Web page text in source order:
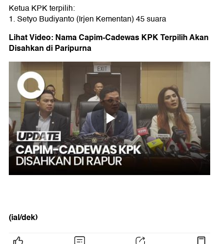
Ketua KPK terpilih:
1. Setyo Budiyanto (Irjen Kementan) 45 suara
Lihat Video: Nama Capim-Cadewas KPK Terpilih Akan
Disahkan di Paripurna
(ial/dek)